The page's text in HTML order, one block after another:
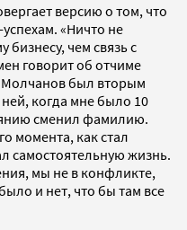
версию о том, что
«Ничто не
чем связь с
говорит об отчиме
был вторым
когда мне было 10
сменил фамилию.
момента, как стал
самостоятельную жизнь.
мы не в конфликте,
и нет, что бы там все